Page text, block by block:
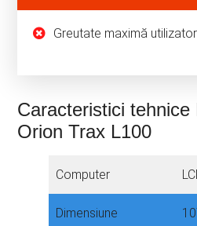
Greutate maximă
Caracteristici
Orion Trax L100
Computer
Dimensiune